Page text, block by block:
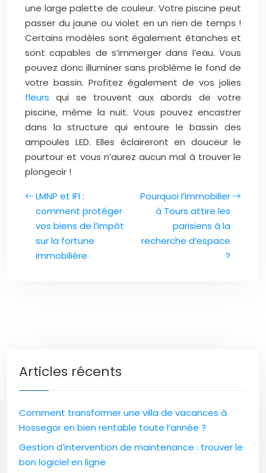
une large palette de couleur. Votre piscine peut
passer du jaune ou violet en un rien de temps !
Certains modèles sont également étanches et
sont capables de s’immerger dans l’eau. Vous
pouvez donc illuminer sans problème le fond de
votre bassin. Profitez également de vos jolies
fleurs qui se trouvent aux abords de votre
piscine, même la nuit. Vous pouvez encastrer
dans la structure qui entoure le bassin des
ampoules LED. Elles éclaireront en douceur le
pourtour et vous n’aurez aucun mal à trouver le
plongeoir !
LMNP et IFI :
comment protéger
vos biens de l’impôt
sur la fortune
immobilière
Pourquoi l’immobilier
à Tours attire les
parisiens à la
recherche d’espace
?
Articles récents
Comment transformer une villa de vacances à
Hossegor en bien rentable toute l’année ?
Gestion d’intervention de maintenance : trouver le
bon logiciel en ligne